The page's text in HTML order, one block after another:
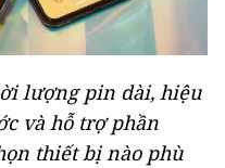
lượng pin dài, hiệu
và hỗ trợ phần
thiết bị nào phù